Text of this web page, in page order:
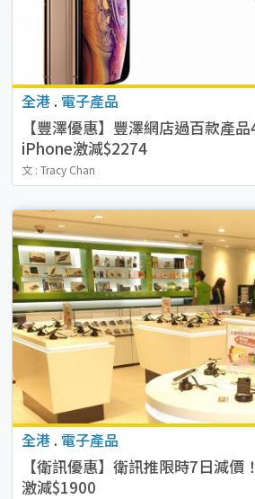
全港 . 電子產品
【豐澤優惠】豐澤網店過百款產
iPhone激減$2274
文 : Tracy Chan
全港 . 電子產品
【衛訊優惠】衛訊推限時7日減
激減$1900